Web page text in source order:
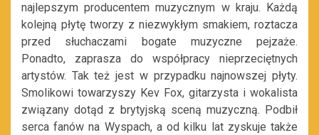
najlepszym producentem muzycznym w kraju. Każdą
kolejną płytę tworzy z niezwykłym smakiem, roztacza
przed słuchaczami bogate muzyczne pejzaże.
Ponadto, zaprasza do współpracy nieprzeciętnych
artystów. Tak też jest w przypadku najnowszej płyty.
Smolikowi towarzyszy Kev Fox, gitarzysta i wokalista
związany dotąd z brytyjską sceną muzyczną. Podbił
serca fanów na Wyspach, a od kilku lat zyskuje także